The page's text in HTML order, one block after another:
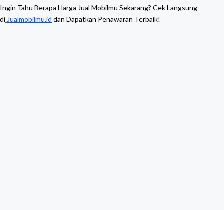
Ingin Tahu Berapa Harga Jual Mobilmu Sekarang? Cek Langsung
di Jualmobilmu.id dan Dapatkan Penawaran Terbaik!